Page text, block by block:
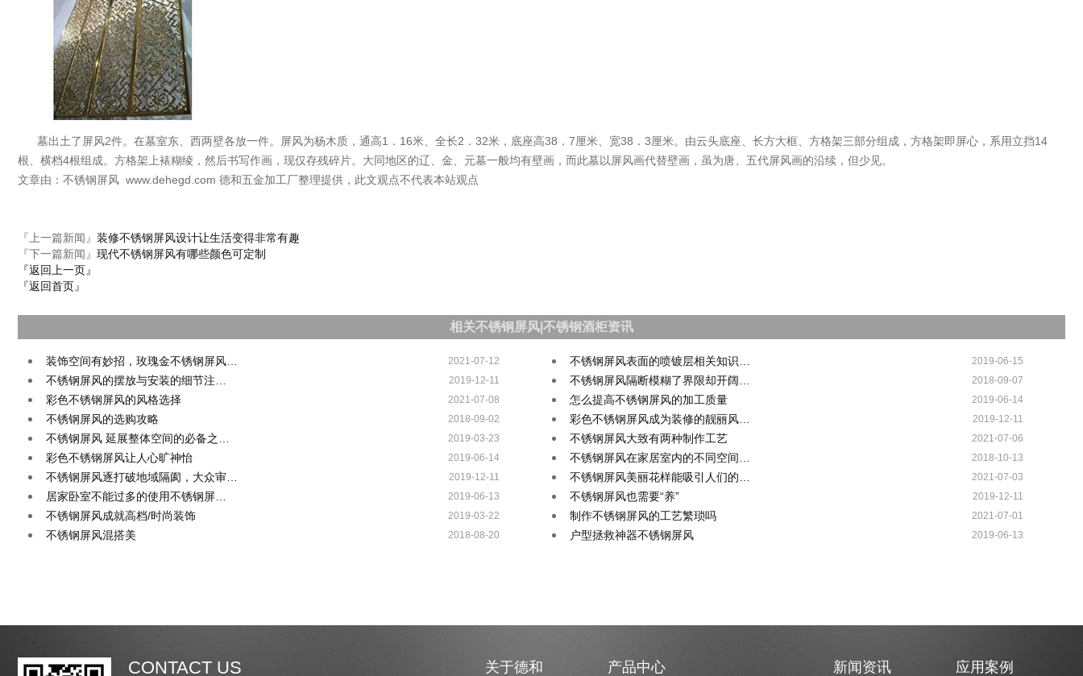
墓出土了屏风2件。在墓室东、西两壁各放一件。屏风为杨木质，通高1．16米、全长2．32米，底座高38．7厘米、宽38．3厘米。由云头底座、长方大框、方格架三部分组成，方格架即屏心，系用立挡14
根、横档4根组成。方格架上裱糊绫，然后书写作画，现仅存残碎片。大同地区的辽、金、元墓一般均有壁画，而此墓以屏风画代替壁画，虽为唐、五代屏风画的沿续，但少见。
文章由：不锈钢屏风 www.dehegd.com 德和五金加工厂整理提供，此文观点不代表本站观点
『上一篇新闻』 装修不锈钢屏风设计让生活变得非常有趣
『下一篇新闻』 现代不锈钢屏风有哪些颜色可定制
『返回上一页』
『返回首页』
相关不锈钢屏风|不锈钢酒柜资讯
装饰空间有妙招，玫瑰金不锈钢屏风… 2021-07-12 不锈钢屏风表面的喷镀层相关知识… 2019-06-15
不锈钢屏风的摆放与安装的细节注… 2019-12-11 不锈钢屏风隔断模糊了界限却开阔… 2018-09-07
彩色不锈钢屏风的风格选择 2021-07-08 怎么提高不锈钢屏风的加工质量 2019-06-14
不锈钢屏风的选购攻略 2018-09-02 彩色不锈钢屏风成为装修的靓丽风… 2019-12-11
不锈钢屏风 延展整体空间的必备之… 2019-03-23 不锈钢屏风大致有两种制作工艺 2021-07-06
彩色不锈钢屏风让人心旷神怡 2019-06-14 不锈钢屏风在家居室内的不同空间… 2018-10-13
不锈钢屏风逐打破地域隔阂，大众审… 2019-12-11 不锈钢屏风美丽花样能吸引人们的… 2021-07-03
居家卧室不能过多的使用不锈钢屏… 2019-06-13 不锈钢屏风也需要“养” 2019-12-11
不锈钢屏风成就高档/时尚装饰 2019-03-22 制作不锈钢屏风的工艺繁琐吗 2021-07-01
不锈钢屏风混搭美 2018-08-20 户型拯救神器不锈钢屏风 2019-06-13
CONTACT US 关于德和 产品中心 新闻资讯 应用案例